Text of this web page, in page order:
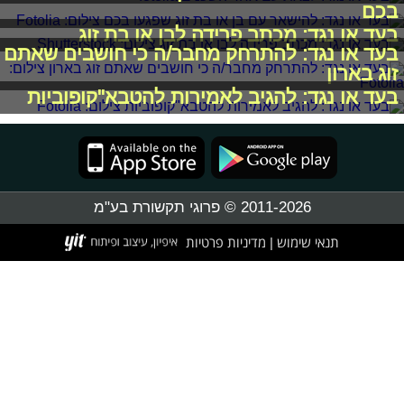
בכם
בעד או נגד: מכתב פרידה לבן או בת זוג
בעד או נגד: להתרחק מחבר/ה כי חושבים שאתם
זוג בארון
בעד או נגד: להגיב לאמירות להטבא"קופוביות
2011-2026 © פרוגי תקשורת בע"מ
תנאי שימוש מדיניות פרטיות